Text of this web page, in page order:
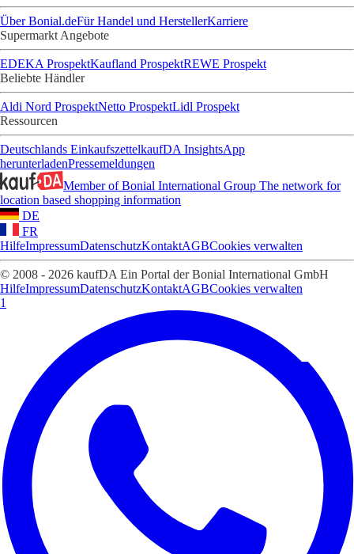
Über Bonial.deFür Handel und HerstellerKarriere
Supermarkt Angebote
EDEKA ProspektKaufland ProspektREWE Prospekt
Beliebte Händler
Aldi Nord ProspektNetto ProspektLidl Prospekt
Ressourcen
Deutschlands EinkaufszettelkaufDA InsightsApp
herunterladenPressemeldungen
Member of Bonial International Group The network for
location based shopping information
DE
FR
HilfeImpressumDatenschutzKontaktAGBCookies verwalten
© 2008 - 2026 kaufDA Ein Portal der Bonial International GmbH
HilfeImpressumDatenschutzKontaktAGBCookies verwalten
1